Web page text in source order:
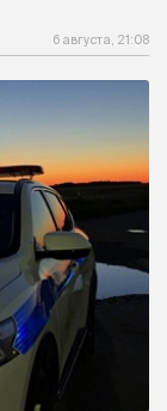
6 августа, 21:08